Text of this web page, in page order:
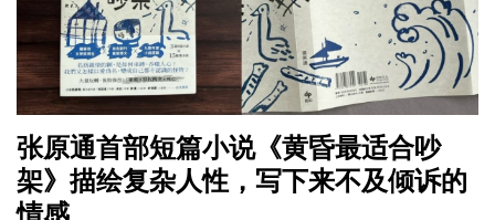
张原通首部短篇小说《黄昏最适合吵
架》描绘复杂人性，写下来不及倾诉的
情感